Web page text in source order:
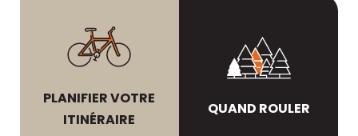
PLANIFIER VOTRE
ITINÉRAIRE
QUAND ROULER